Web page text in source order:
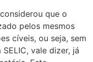
que o
pelos mesmos
cíveis, ou seja, sem
vale dizer, já